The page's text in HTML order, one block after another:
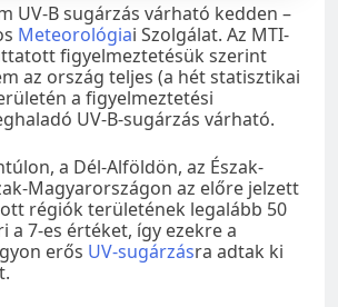
UV-B sugárzás várható kedden –
Meteorológiai Szolgálat. Az MTI-
figyelmeztetésük szerint
az ország teljes (a hét statisztikai
a figyelmeztetési
UV-B-sugárzás várható.
a Dél-Alföldön, az Észak-
Magyarországon az előre jelzett
régiók területének legalább 50
a 7-es értéket, így ezekre a
erős UV-sugárzásra adtak ki